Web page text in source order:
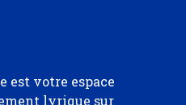
est votre espace
lyrique sur